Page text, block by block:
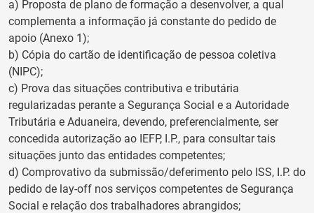
a) Proposta de plano de formação a desenvolver, a qual
complementa a informação já constante do pedido de
apoio (Anexo 1);
b) Cópia do cartão de identificação de pessoa coletiva
(NIPC);
c) Prova das situações contributiva e tributária
regularizadas perante a Segurança Social e a Autoridade
Tributária e Aduaneira, devendo, preferencialmente, ser
concedida autorização ao IEFP, I.P., para consultar tais
situações junto das entidades competentes;
d) Comprovativo da submissão/deferimento pelo ISS, I.P. do
pedido de lay-off nos serviços competentes de Segurança
Social e relação dos trabalhadores abrangidos;